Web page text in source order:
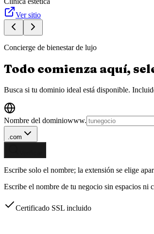
Ver sitio
Concierge de bienestar de lujo
Todo comienza aquí,
Busca si tu dominio ideal está disponible.
Nombre del dominiowww.
.com
Escribe solo el nombre; la extensión se elige
Escribe el nombre de tu negocio sin espacios ni
Certificado SSL incluido